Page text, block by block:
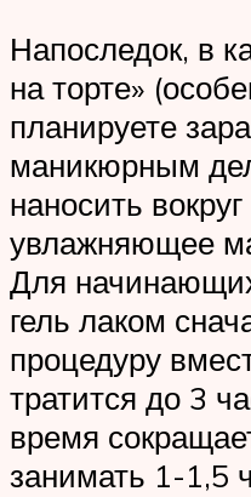
Напоследок, в
на торте»
планируете
маникюрным
наносить
увлажняющее
Для
гель лаком
процедуру
тратится до 3
время
занимать 1-1,5